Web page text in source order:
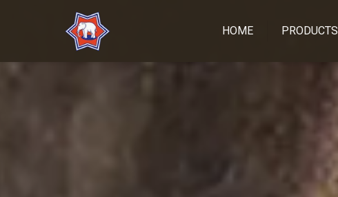
HOME PRODUCTS